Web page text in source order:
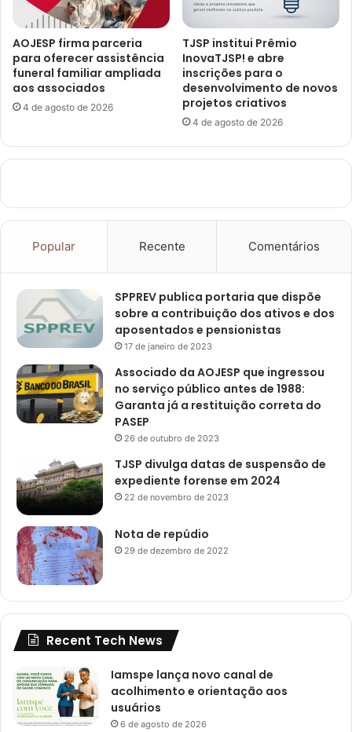
AOJESP firma parceria
para oferecer assistência
funeral familiar ampliada
aos associados
4 de agosto de 2026
TJSP institui Prêmio
InovaTJSP! e abre
inscrições para o
desenvolvimento de novos
projetos criativos
4 de agosto de 2026
Popular Recente Comentários
SPPREV publica portaria que dispõe
sobre a contribuição dos ativos e dos
aposentados e pensionistas
17 de janeiro de 2023
Associado da AOJESP que ingressou
no serviço público antes de 1988:
Garanta já a restituição correta do
PASEP
26 de outubro de 2023
TJSP divulga datas de suspensão de
expediente forense em 2024
22 de novembro de 2023
Nota de repúdio
29 de dezembro de 2022
Recent Tech News
Iamspe lança novo canal de
acolhimento e orientação aos
usuários
6 de agosto de 2026